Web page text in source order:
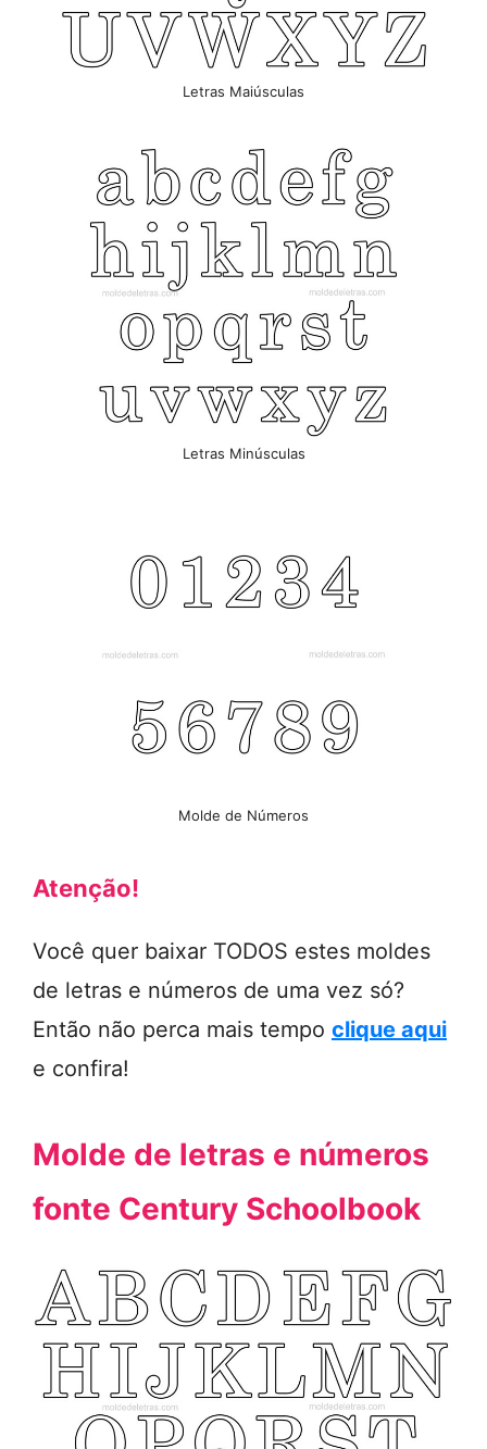
Letras Maiúsculas
Letras Minúsculas
Molde de Números
Atenção!
Você quer baixar TODOS estes moldes
de letras e números de uma vez só?
Então não perca mais tempo clique aqui
e confira!
Molde de letras e números
fonte Century Schoolbook